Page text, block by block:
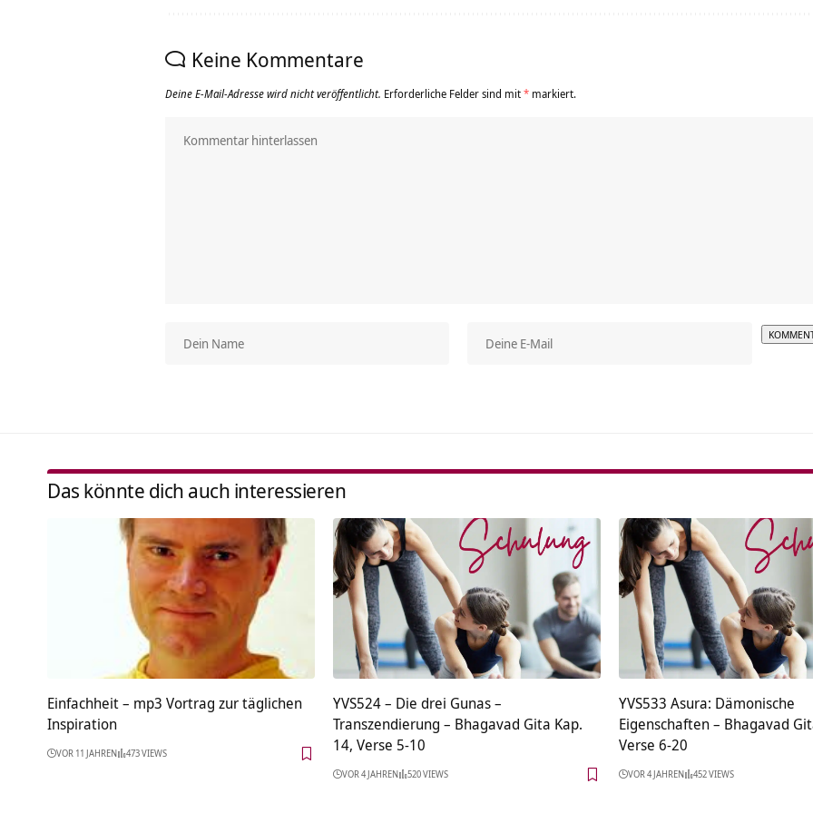
Keine Kommentare
Deine E-Mail-Adresse wird nicht veröffentlicht. Erforderliche Felder sind mit* markiert.
Das könnte dich auch interessieren
Einfachheit – mp3 Vortrag zur täglichen
Inspiration
VOR 11 JAHREN 473 VIEWS
YVS524 – Die drei Gunas –
Transzendierung – Bhagavad Gita Kap.
14, Verse 5-10
VOR 4 JAHREN 520 VIEWS
YVS533 Asura: Dämonische
Eigenschaften – Bhagavad
Verse 6-20
VOR 4 JAHREN 452 VIEWS